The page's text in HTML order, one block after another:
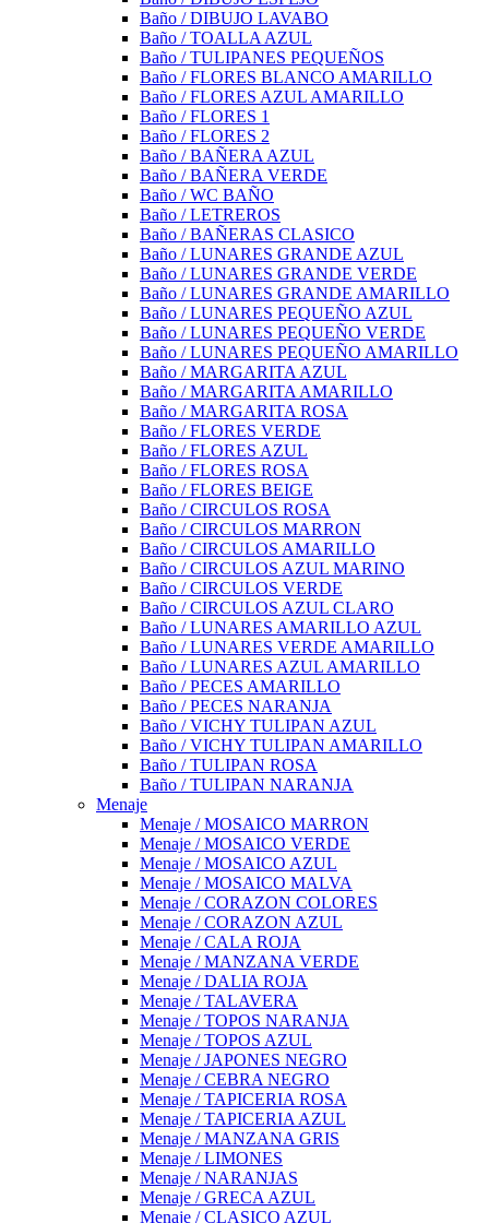
Baño / DIBUJO LAVABO
Baño / TOALLA AZUL
Baño / TULIPANES PEQUEÑOS
Baño / FLORES BLANCO AMARILLO
Baño / FLORES AZUL AMARILLO
Baño / FLORES 1
Baño / FLORES 2
Baño / BAÑERA AZUL
Baño / BAÑERA VERDE
Baño / WC BAÑO
Baño / LETREROS
Baño / BAÑERAS CLASICO
Baño / LUNARES GRANDE AZUL
Baño / LUNARES GRANDE VERDE
Baño / LUNARES GRANDE AMARILLO
Baño / LUNARES PEQUEÑO AZUL
Baño / LUNARES PEQUEÑO VERDE
Baño / LUNARES PEQUEÑO AMARILLO
Baño / MARGARITA AZUL
Baño / MARGARITA AMARILLO
Baño / MARGARITA ROSA
Baño / FLORES VERDE
Baño / FLORES AZUL
Baño / FLORES ROSA
Baño / FLORES BEIGE
Baño / CIRCULOS ROSA
Baño / CIRCULOS MARRON
Baño / CIRCULOS AMARILLO
Baño / CIRCULOS AZUL MARINO
Baño / CIRCULOS VERDE
Baño / CIRCULOS AZUL CLARO
Baño / LUNARES AMARILLO AZUL
Baño / LUNARES VERDE AMARILLO
Baño / LUNARES AZUL AMARILLO
Baño / PECES AMARILLO
Baño / PECES NARANJA
Baño / VICHY TULIPAN AZUL
Baño / VICHY TULIPAN AMARILLO
Baño / TULIPAN ROSA
Baño / TULIPAN NARANJA
Menaje
Menaje / MOSAICO MARRON
Menaje / MOSAICO VERDE
Menaje / MOSAICO AZUL
Menaje / MOSAICO MALVA
Menaje / CORAZON COLORES
Menaje / CORAZON AZUL
Menaje / CALA ROJA
Menaje / MANZANA VERDE
Menaje / DALIA ROJA
Menaje / TALAVERA
Menaje / TOPOS NARANJA
Menaje / TOPOS AZUL
Menaje / JAPONES NEGRO
Menaje / CEBRA NEGRO
Menaje / TAPICERIA ROSA
Menaje / TAPICERIA AZUL
Menaje / MANZANA GRIS
Menaje / LIMONES
Menaje / NARANJAS
Menaje / GRECA AZUL
Menaje / CLASICO AZUL